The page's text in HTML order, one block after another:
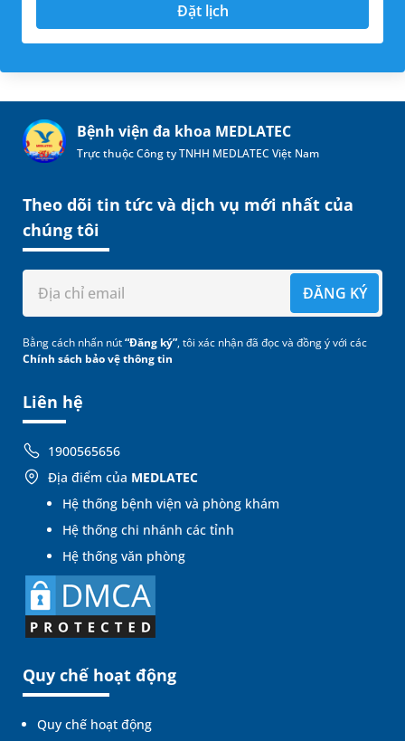
Đặt lịch
Bệnh viện đa khoa MEDLATEC
Trực thuộc Công ty TNHH MEDLATEC Việt Nam
Liên hệ
1900565656
Địa điểm của MEDLATEC
Hệ thống bệnh viện và phòng khám
Hệ thống chi nhánh các tỉnh
Hệ thống văn phòng
Quy chế hoạt động
Quy chế hoạt động
Theo dõi tin tức và dịch vụ mới nhất của
chúng tôi
ĐĂNG KÝ
Bằng cách nhấn nút“Đăng ký”, tôi xác nhận đã đọc và đồng ý với các
Chính sách bảo vệ thông tin